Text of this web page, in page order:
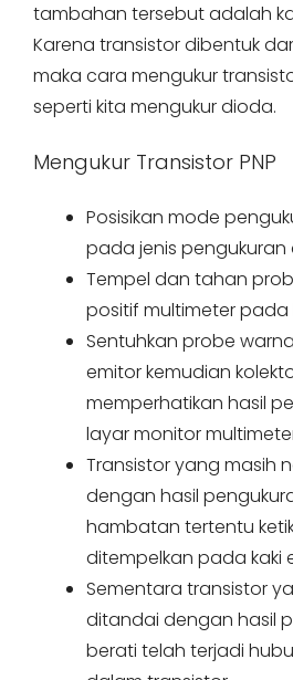
tambahan tersebut adalah
Karena transistor dibentuk
maka cara mengukur
seperti kita mengukur dioda.
Mengukur Transistor PNP
Posisikan mode
pada jenis pengukuran
Tempel dan tahan
positif multimeter pada
Sentuhkan probe
emitor kemudian
memperhatikan hasil
layar monitor
Transistor yang masih
dengan hasil
hambatan tertentu
ditempelkan pada kaki
Sementara transistor
ditandai dengan hasil
berati telah terjadi